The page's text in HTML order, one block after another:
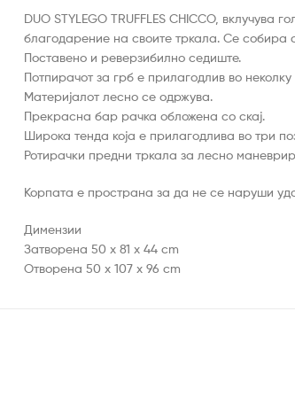
DUO STYLEGO TRUFFLES CHICCO,
благодарение на своите тркала. Се
Поставено и реверзибилно седиште.
Потпирачот за грб е прилагодлив во неколку
Материјалот лесно се одржува.
Прекрасна бар рачка обложена со скај.
Широка тенда која е прилагодлива во три
Ротирачки предни тркала за лесно
Корпата е пространа за да не се наруши
Димензии
Затворена 50 x 81 x 44 cm
Отворена 50 x 107 x 96 cm